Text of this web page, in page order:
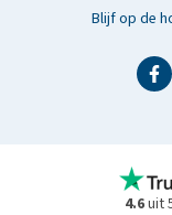
Blijf op de
4.6uit